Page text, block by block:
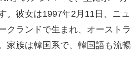
。彼女は1997年2月11日、ニュ
クランドで生まれ、オーストラ
家族は韓国系で、韓国語も流暢